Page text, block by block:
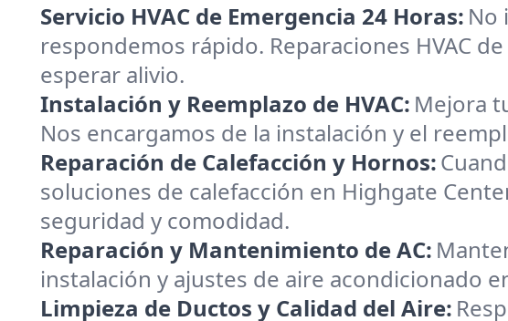
Servicio HVAC de Emergencia 24 Horas: No
respondemos rápido. Reparaciones HVAC
esperar alivio.
Instalación y Reemplazo de HVAC: Mejora
Nos encargamos de la instalación y el
Reparación de Calefacción y Hornos:
soluciones de calefacción en Highgate
seguridad y comodidad.
Reparación y Mantenimiento de AC:
instalación y ajustes de aire acondicionado
Limpieza de Ductos y Calidad del Aire: